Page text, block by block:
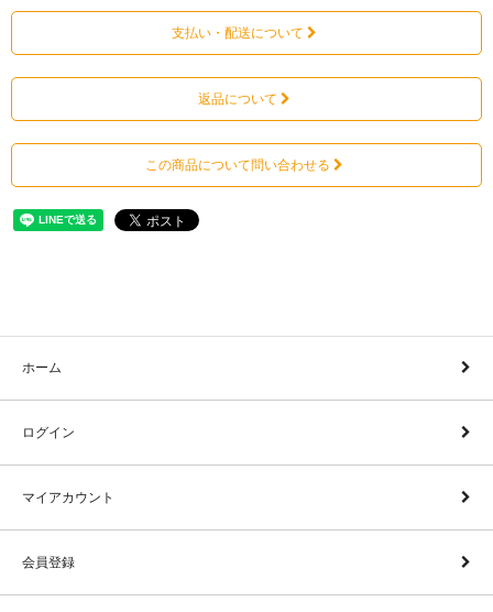
支払い・配送について
返品について
この商品について問い合わせる
ホーム
ログイン
マイアカウント
会員登録